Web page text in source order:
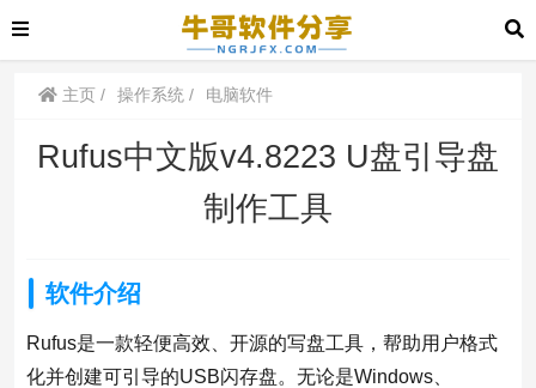
主页 操作系统 电脑软件
Rufus中文版v4.8223 U盘引导盘
制作工具
软件介绍
Rufus是一款轻便高效、开源的写盘工具，帮助用户格式
化并创建可引导的USB闪存盘。无论是Windows、